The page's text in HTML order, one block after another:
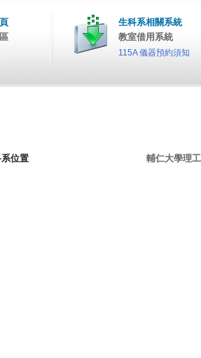
生科系相關系統
教室借用系統
115A 儀器預約須知
位置 輔仁大學理